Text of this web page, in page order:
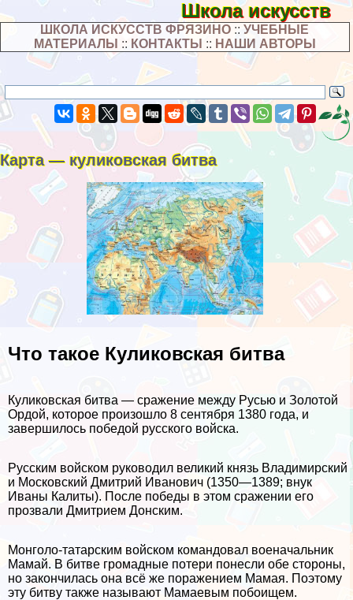
Школа искусств
ШКОЛА ИСКУССТВ ФРЯЗИНО ::УЧЕБНЫЕ
МАТЕРИАЛЫ :: КОНТАКТЫ :: НАШИ АВТОРЫ
Карта — куликовская битва
Что такое Куликовская битва
Куликовская битва — сражение между Русью и Золотой
Ордой, которое произошло 8 сентября 1380 года, и
завершилось победой русского войска.
Русским войском руководил великий князь Владимирский
и Московский Дмитрий Иванович (1350—1389; внук
Иваны Калиты). После победы в этом сражении его
прозвали Дмитрием Донским.
Монголо-татарским войском комaндовал военачальник
Мамай. В битве громадные потери понесли обе стороны,
но закончилась она всё же поражением Мамая. Поэтому
эту битву также называют Мамаевым побоищем.